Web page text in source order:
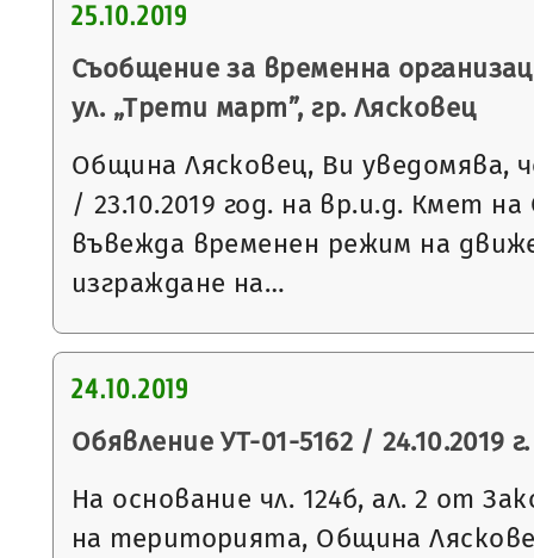
25.10.2019
Съобщение за временна
ул. „Трети март”, гр. Лясковец
Община Лясковец, Ви уведомява,
/ 23.10.2019 год. на вр.и.д. Кмет
въвежда временен режим на
изграждане на…
24.10.2019
Обявление УТ-01-5162 / 24.10.2019 г.
На основание чл. 124б, ал. 2 от
на територията, Община